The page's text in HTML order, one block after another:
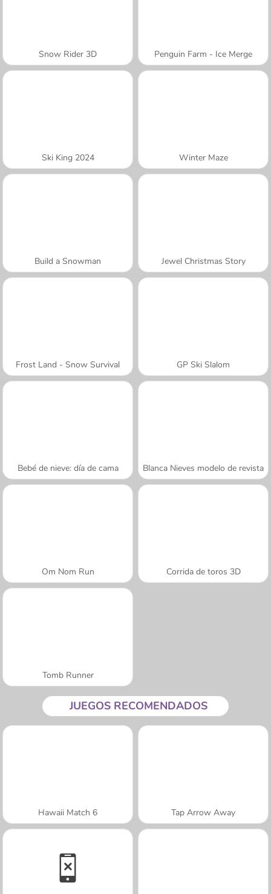
Snow Rider 3D Penguin Farm - Ice Merge
Ski King 2024 Winter Maze
Build a Snowman Jewel Christmas Story
Frost Land - Snow Survival GP Ski Slalom
Bebé de nieve: día de cama Blanca Nieves modelo de revista
Om Nom Run Corrida de toros 3D
Tomb Runner
JUEGOS RECOMENDADOS
Hawaii Match 6 Tap Arrow Away